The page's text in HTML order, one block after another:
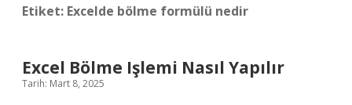
Etiket: Excelde bölme formülü nedir
Excel Bölme Işlemi Nasıl Yapılır
Tarih: Mart 8, 2025